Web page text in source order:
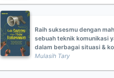
Raih suksesmu dengan
sebuah teknik komunikasi
dalam berbagai situasi &
Mulasih Tary